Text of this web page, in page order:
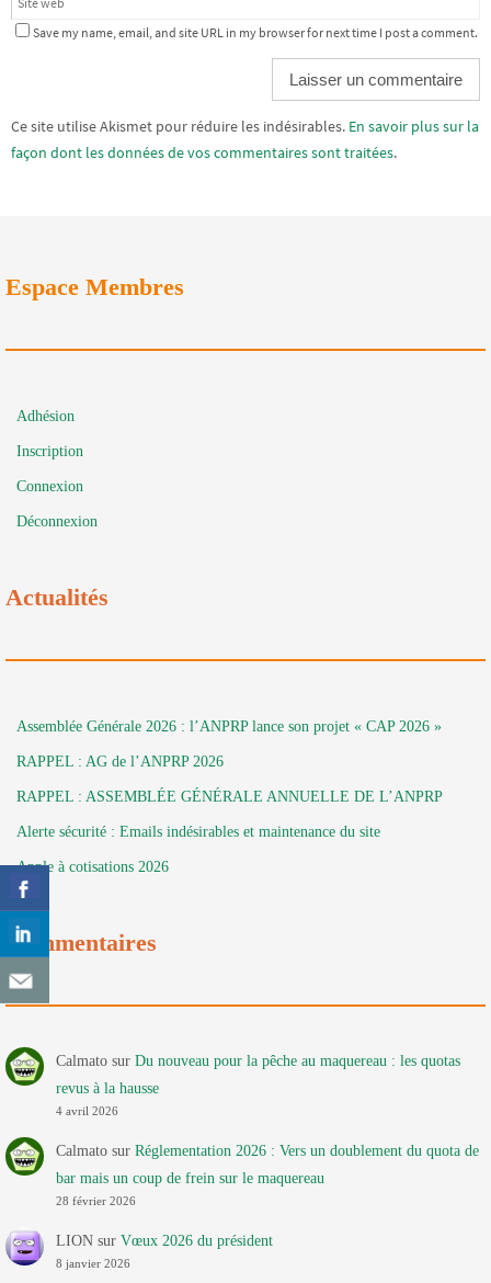
Save my name, email, and site URL in my browser for next time I post a comment.
Alternative:
Ce site utilise Akismet pour réduire les indésirables. En savoir plus sur la
façon dont les données de vos commentaires sont traitées.
Espace Membres
Adhésion
Inscription
Connexion
Déconnexion
Actualités
Assemblée Générale 2026 : l’ANPRP lance son projet « CAP 2026 »
RAPPEL : AG de l’ANPRP 2026
RAPPEL : ASSEMBLÉE GÉNÉRALE ANNUELLE DE L’ANPRP
Alerte sécurité : Emails indésirables et maintenance du site
Apple à cotisations 2026
Commentaires
Calmatosur Du nouveau pour la pêche au maquereau : les quotas
revus à la hausse
4 avril 2026
Calmatosur Réglementation 2026 : Vers un doublement du quota de
bar mais un coup de frein sur le maquereau
28 février 2026
LIONsur Vœux 2026 du président
8 janvier 2026